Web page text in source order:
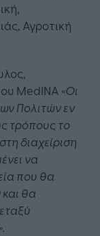
Αγροτική
MedINA «Οι
Πολιτών εν
τρόπους το
διαχείριση
να
που θα
θα